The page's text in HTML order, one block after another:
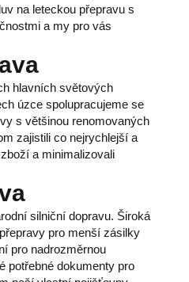
na leteckou přepravu s
a my pro vás
hlavních světových
úzce spolupracujeme se
s většinou renomovaných
zajistili co nejrychlejší a
a minimalizovali
silniční dopravu. Široká
pro menší zásilky
pro nadrozměrnou
potřebné dokumenty pro